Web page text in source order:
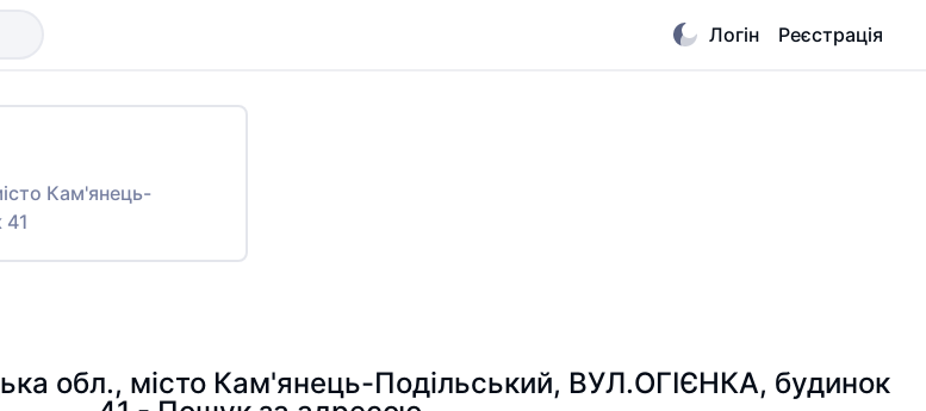
Логін Реєстрація
Кам'янець-
обл., місто Кам'янець-Подільський, ВУЛ.ОГІЄНКА, будинок